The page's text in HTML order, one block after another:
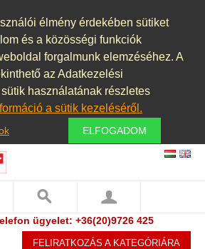
élmény érdekében sütiket
és a közösségi funkciók
forgalmunk elemzéséhez. A
az Adatkezelési
használatának részletes
a sütik kezeléséről.
ELFOGADOM
ügyelet: +36(20)9726 425
FELIRATKOZÁS A KATEGÓRIÁRA
BERENDEZÉSEK,
PORLEVÁLASZTÓK,
(9)
SAVÁLLÓ,